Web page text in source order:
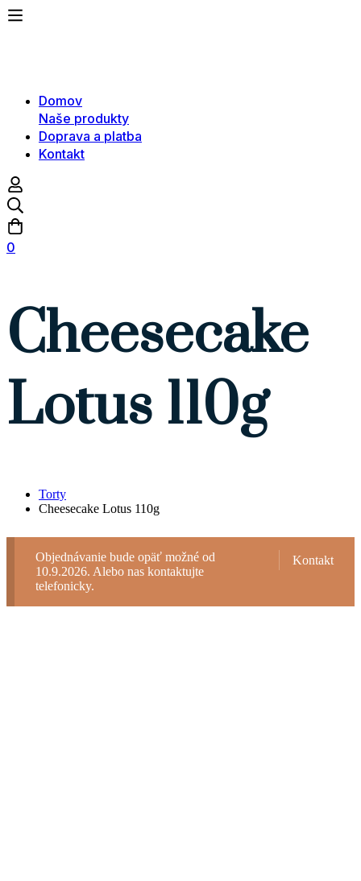
Domov
Naše produkty
Doprava a platba
Kontakt
0
Cheesecake
Lotus 110g
Torty
Cheesecake Lotus 110g
Kontakt
Objednávanie bude opäť možné od
10.9.2026. Alebo nas kontaktujte
telefonicky.